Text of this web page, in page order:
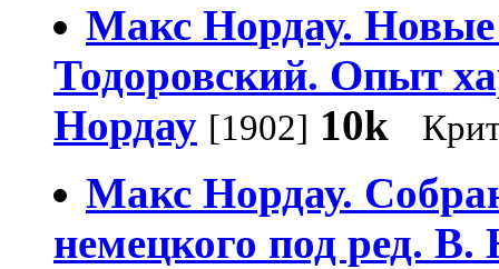
Макс Нордау.
Тодоровский. Опыт
Нордау [1902] 10k
Макс Нордау.
немецкого под ред.